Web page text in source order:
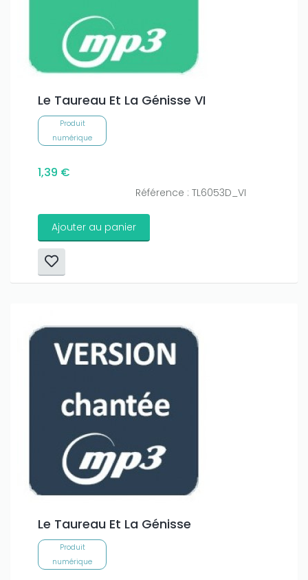
Le Taureau Et La Génisse VI
Produit
numérique
1,39 €
Référence : TL6053D_VI
Ajouter au panier
Le Taureau Et La Génisse
Produit
numérique